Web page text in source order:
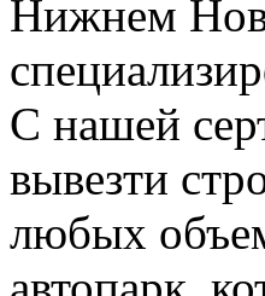
Нижнем
С нашей
вывезти
любых